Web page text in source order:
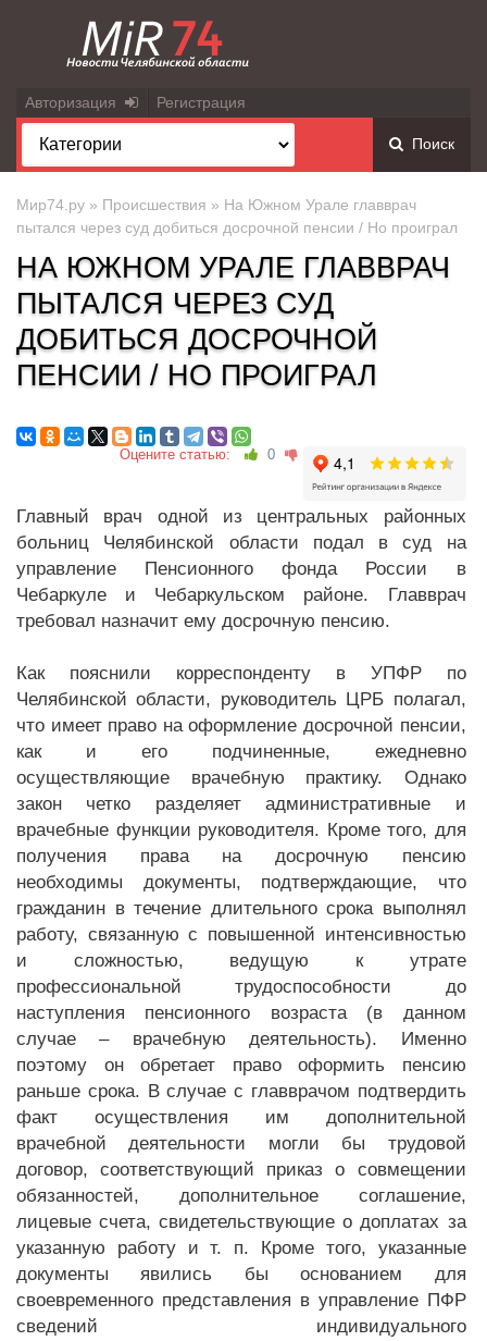
Авторизация Регистрация
Поиск
Мир74.ру » Происшествия » На Южном Урале главврач
пытался через суд добиться досрочной пенсии / Но проиграл
НА ЮЖНОМ УРАЛЕ ГЛАВВРАЧ
ПЫТАЛСЯ ЧЕРЕЗ СУД
ДОБИТЬСЯ ДОСРОЧНОЙ
ПЕНСИИ / НО ПРОИГРАЛ
Оцените статью: 0
Главный врач одной из центральных районных
больниц Челябинской области подал в суд на
управление Пенсионного фонда России в
Чебаркуле и Чебаркульском районе. Главврач
требовал назначит ему досрочную пенсию.
Как пояснили корреспонденту в УПФР по
Челябинской области, руководитель ЦРБ полагал,
что имеет право на оформление досрочной пенсии,
как и его подчиненные, ежедневно
осуществляющие врачебную практику. Однако
закон четко разделяет административные и
врачебные функции руководителя. Кроме того, для
получения права на досрочную пенсию
необходимы документы, подтверждающие, что
гражданин в течение длительного срока выполнял
работу, связанную с повышенной интенсивностью
и сложностью, ведущую к утрате
профессиональной трудоспособности до
наступления пенсионного возраста (в данном
случае – врачебную деятельность). Именно
поэтому он обретает право оформить пенсию
раньше срока. В случае с главврачом подтвердить
факт осуществления им дополнительной
врачебной деятельности могли бы трудовой
договор, соответствующий приказ о совмещении
обязанностей, дополнительное соглашение,
лицевые счета, свидетельствующие о доплатах за
указанную работу и т. п. Кроме того, указанные
документы явились бы основанием для
своевременного представления в управление ПФР
сведений индивидуального